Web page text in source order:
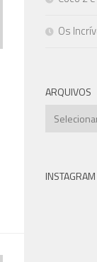
Os
ARQUIVOS
Arquivos